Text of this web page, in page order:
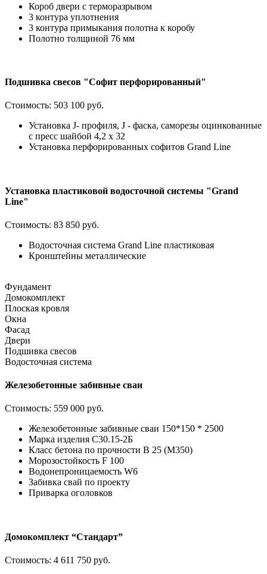
Короб двери с терморазрывом
3 контура уплотнения
3 контура примыкания полотна к коробу
Полотно толщиной 76 мм
Подшивка свесов "Софит перфорированный"
Стоимость: 503 100 руб.
Установка J- профиля, J - фаска, саморезы оцинкованные
с пресс шайбой 4,2 х 32
Установка перфорированных софитов Grand Line
Установка пластиковой водосточной системы "Grand
Line"
Стоимость: 83 850 руб.
Водосточная система Grand Line пластиковая
Кронштейны металлические
Фундамент
Домокомплект
Плоская кровля
Окна
Фасад
Двери
Подшивка свесов
Водосточная система
Железобетонные забивные сваи
Стоимость: 559 000 руб.
Железобетонные забивные сваи 150*150 * 2500
Марка изделия С30.15-2Б
Класс бетона по прочности В 25 (М350)
Морозостойкость F 100
Водонепроницаемость W6
Забивка свай по проекту
Приварка оголовков
Домокомплект “Стандарт”
Стоимость: 4 611 750 руб.